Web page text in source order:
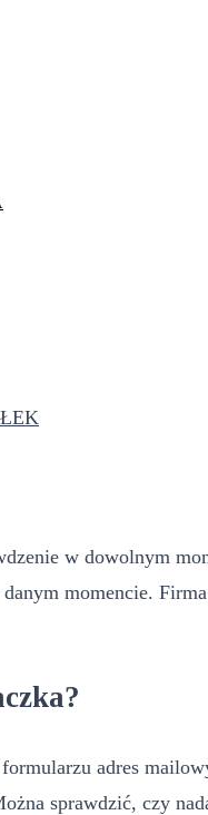
w dowolnym
momencie.
adres
sprawdzić, czy